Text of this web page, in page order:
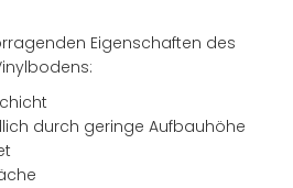
Eigenschaften des
durch geringe Aufbauhöhe